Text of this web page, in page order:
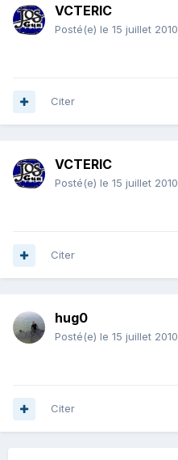
VCTERIC
Posté(e) le 15 juillet 2010
Citer
VCTERIC
Posté(e) le 15 juillet 2010
Citer
hug0
Posté(e) le 15 juillet 2010
Citer